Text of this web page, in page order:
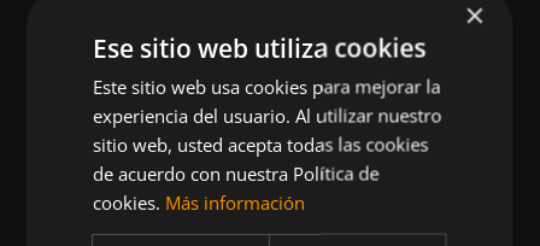
Queremos mantenerte al día en temas de
deportes, fitness, nutrición, salud, recetas
saludables y tecnología aplicada al deporte y la
vida sana.
×
Ese sitio web utiliza cookies
Este sitio web usa cookies para mejorar la
experiencia del usuario. Al utilizar nuestro
sitio web, usted acepta todas las cookies
de acuerdo con nuestra Política de
cookies. Más información